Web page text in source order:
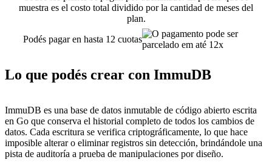
muestra es el costo total dividido por la cantidad de meses del
plan.
Podés pagar en hasta 12 cuotas
Lo que podés crear con ImmuDB
ImmuDB es una base de datos inmutable de código abierto escrita
en Go que conserva el historial completo de todos los cambios de
datos. Cada escritura se verifica criptográficamente, lo que hace
imposible alterar o eliminar registros sin detección, brindándole una
pista de auditoría a prueba de manipulaciones por diseño.